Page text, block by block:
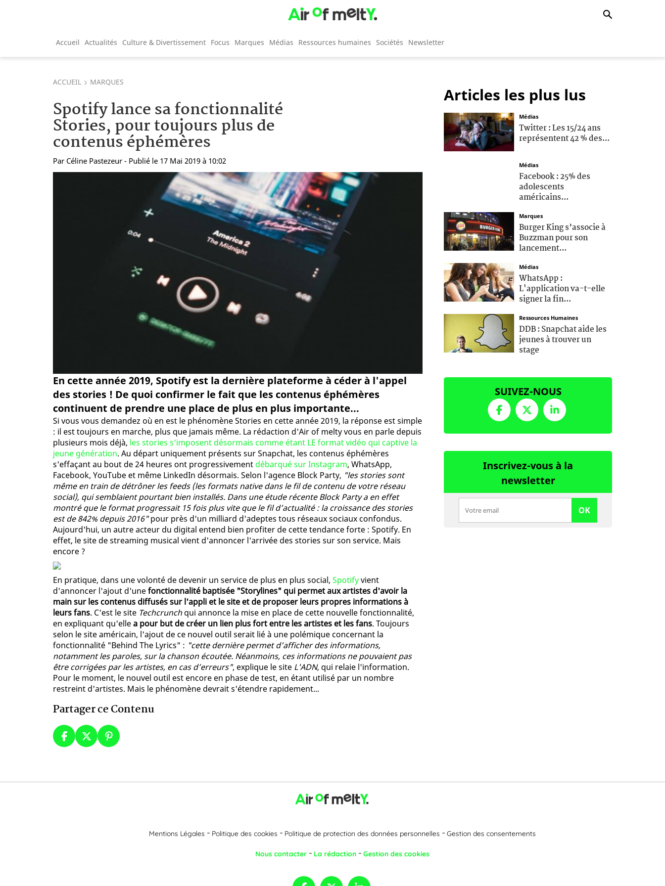
Accueil Actualités Culture & Divertissement Focus Marques Médias Ressources humaines Sociétés Newsletter
ACCUEIL MARQUES
Spotify lance sa fonctionnalité
Stories, pour toujours plus de
contenus éphémères
Par Céline Pastezeur - Publié le 17 Mai 2019 à 10:02
En cette année 2019, Spotify est la dernière plateforme à céder à l'appel
des stories ! De quoi confirmer le fait que les contenus éphémères
continuent de prendre une place de plus en plus importante...
Si vous vous demandez où en est le phénomène Stories en cette année 2019, la réponse est simple
: il est toujours en marche, plus que jamais même. La rédaction d'Air of melty vous en parle depuis
plusieurs mois déjà, les stories s'imposent désormais comme étant LE format vidéo qui captive la
jeune génération. Au départ uniquement présents sur Snapchat, les contenus éphémères
s'effaçant au bout de 24 heures ont progressivement débarqué sur Instagram, WhatsApp,
Facebook, YouTube et même LinkedIn désormais. Selon l'agence Block Party, "les stories sont
même en train de détrôner les feeds (les formats native dans le fil de contenu de votre réseau
social), qui semblaient pourtant bien installés. Dans une étude récente Block Party a en effet
montré que le format progressait 15 fois plus vite que le fil d’actualité : la croissance des stories
est de 842% depuis 2016"pour près d'un milliard d'adeptes tous réseaux sociaux confondus.
Aujourd'hui, un autre acteur du digital entend bien profiter de cette tendance forte : Spotify. En
effet, le site de streaming musical vient d'annoncer l'arrivée des stories sur son service. Mais
encore ?
En pratique, dans une volonté de devenir un service de plus en plus social, Spotifyvient
d'annoncer l'ajout d'unefonctionnalité baptisée "Storylines" qui permet aux artistes d'avoir la
main sur les contenus diffusés sur l'appli et le site et de proposer leurs propres informations à
leurs fans. C'est le site Techcrunchqui annonce la mise en place de cette nouvelle fonctionnalité,
en expliquant qu'ellea pour but de créer un lien plus fort entre les artistes et les fans. Toujours
selon le site américain, l'ajout de ce nouvel outil serait lié à une polémique concernant la
fonctionnalité "Behind The Lyrics" : "cette dernière permet d’afficher des informations,
notamment les paroles, sur la chanson écoutée. Néanmoins, ces informations ne pouvaient pas
être corrigées par les artistes, en cas d’erreurs", explique le site L'ADN, qui relaie l'information.
Pour le moment, le nouvel outil est encore en phase de test, en étant utilisé par un nombre
restreint d'artistes. Mais le phénomène devrait s'étendre rapidement...
Partager ce Contenu
Articles les plus lus
Médias
Twitter : Les 15/24 ans
représentent 42 % des...
Médias
Facebook : 25% des
adolescents
américains...
Marques
Burger King s’associe à
Buzzman pour son
lancement...
Médias
WhatsApp :
L'application va-t-elle
signer la fin...
Ressources Humaines
DDB : Snapchat aide les
jeunes à trouver un
stage
SUIVEZ-NOUS
Inscrivez-vous à la
newsletter
OK
Mentions Légales Politique des cookies Politique de protection des données personnelles Gestion des consentements
Nous contacter La rédaction Gestion des cookies